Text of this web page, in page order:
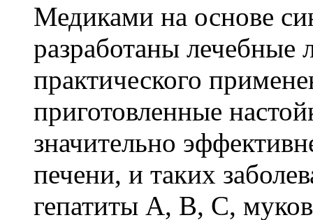
Медиками на основе
разработаны лечебные
практического
приготовленные
значительно
печени, и таких
гепатиты А, В, С,